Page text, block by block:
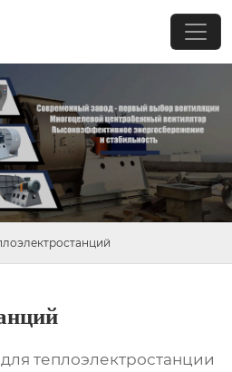
теплоэлектростанции